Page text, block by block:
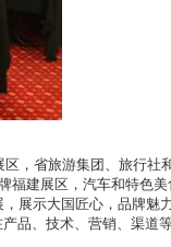
，省旅游集团、旅行社
福建展区，汽车和特色美
展示大国匠心，品牌魅
品、技术、营销、渠道